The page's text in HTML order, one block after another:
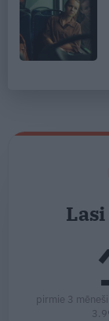
Lasi
pirmie 3